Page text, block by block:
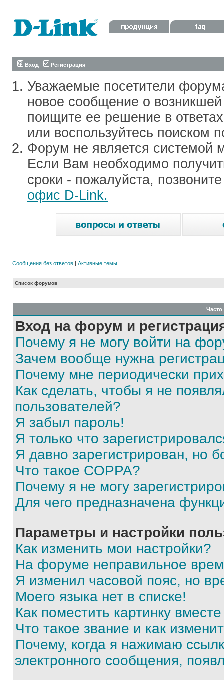
Вход Регистрация
Уважаемые посетители
новое сообщение о
поищите ее решение в
или воспользуйтесь поиском
Форум не является системой
Если Вам необходимо
сроки - пожалуйста,
офис D-Link.
Сообщения без ответов | Активные темы
Список форумов
Вход на форум и
Почему я не могу войти на
Зачем вообще нужна
Почему мне периодически
Как сделать, чтобы я не
пользователей?
Я забыл пароль!
Я только что
Я давно зарегистрирован, но
Что такое COPPA?
Почему я не могу
Для чего предназначена
Параметры и настройки
Как изменить мои настройки?
На форуме неправильное
Я изменил часовой пояс, но
Моего языка нет в списке!
Как поместить картинку
Что такое звание и как
Почему, когда я нажимаю
электронного сообщения,